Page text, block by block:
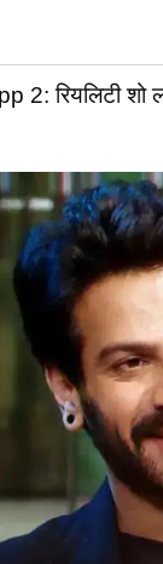
2: रियलिटी शो